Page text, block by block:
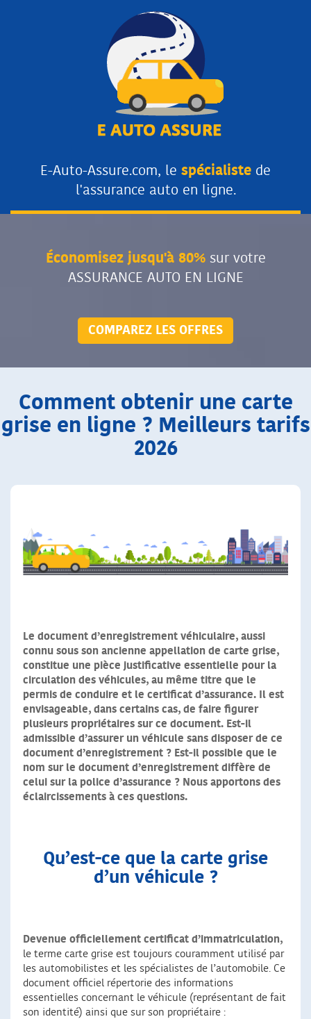
E-Auto-Assure.com, le spécialiste de
l'assurance auto en ligne.
Économisez jusqu'à 80% sur votre
ASSURANCE AUTO EN LIGNE
COMPAREZ LES OFFRES
Comment obtenir une carte
grise en ligne ? Meilleurs tarifs
2026
Le document d’enregistrement véhiculaire, aussi
connu sous son ancienne appellation de carte grise,
constitue une pièce justificative essentielle pour la
circulation des véhicules, au même titre que le
permis de conduire et le certificat d’assurance. Il est
envisageable, dans certains cas, de faire figurer
plusieurs propriétaires sur ce document. Est-il
admissible d’assurer un véhicule sans disposer de ce
document d’enregistrement ? Est-il possible que le
nom sur le document d’enregistrement diffère de
celui sur la police d’assurance ? Nous apportons des
éclaircissements à ces questions.
Qu’est-ce que la carte grise
d’un véhicule ?
Devenue officiellement certificat d’immatriculation,
le terme carte grise est toujours couramment utilisé par
les automobilistes et les spécialistes de l’automobile. Ce
document officiel répertorie des informations
essentielles concernant le véhicule (représentant de fait
son identité) ainsi que sur son propriétaire :